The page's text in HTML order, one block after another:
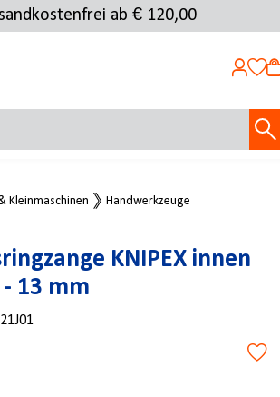
ab € 120,00
4.72
Kleinmaschinen Handwerkzeuge
KNIPEX innen
13 mm